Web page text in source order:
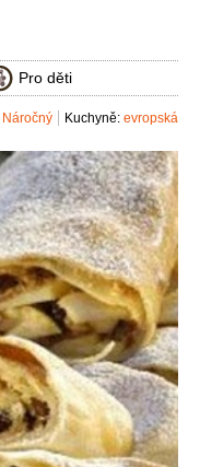
Pro děti
Kuchyně: evropská
Náročný